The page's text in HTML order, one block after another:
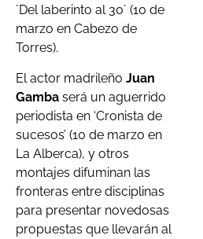
´Del laberinto al 30´ (10 de
marzo en Cabezo de
Torres).
El actor madrileño Juan
Gamba será un aguerrido
periodista en ‘Cronista de
sucesos’ (10 de marzo en
La Alberca), y otros
montajes difuminan las
fronteras entre disciplinas
para presentar novedosas
propuestas que llevarán al